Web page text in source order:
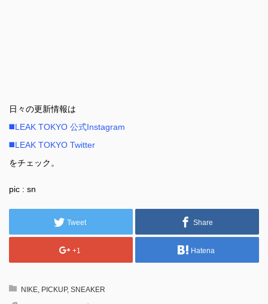
日々の更新情報は
◼️LEAK TOKYO 公式Instagram
◼️LEAK TOKYO Twitter
をチェック。
pic : sn
Tweet Share
+1 Hatena
NIKE, PICKUP, SNEAKER